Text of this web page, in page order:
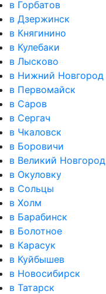
в Горбатов
в Дзержинск
в Княгинино
в Кулебаки
в Лысково
в Нижний Новгород
в Первомайск
в Саров
в Сергач
в Чкаловск
в Боровичи
в Великий Новгород
в Окуловку
в Сольцы
в Холм
в Барабинск
в Болотное
в Карасук
в Куйбышев
в Новосибирск
в Татарск